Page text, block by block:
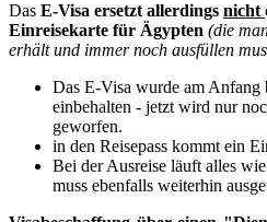
Das E-Visa ersetzt allerdings nicht
Einreisekarte für Ägypten (die
erhält und immer noch ausfüllen
Das E-Visa wurde am Anfang
einbehalten - jetzt wird nur
geworfen.
in den Reisepass kommt ein
Bei der Ausreise läuft alles
muss ebenfalls weiterhin